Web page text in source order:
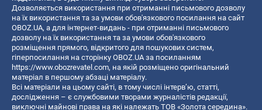
Дозволяється використання при отриманні письмового дозволу
на їх використання та за умови обов'язкового посилання на сайт
OBOZ.UA, а для інтернет-видань - при отриманні письмового
дозволу на їх використання та за умови обов'язкового
розміщення прямого, відкритого для пошукових систем,
гіперпосилання на сторінку OBOZ.UA за посиланням
https://www.obozrevatel.com, на якій розміщено оригінальний
матеріал в першому абзаці матеріалу.
Всі матеріали на цьому сайті, в тому числі інтерв’ю, статті,
дослідження – є службовими творами журналістів редакції,
виключні майнові права на які належать ТОВ «Золота середина».